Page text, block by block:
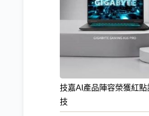
技嘉AI產品陣容榮獲紅
技